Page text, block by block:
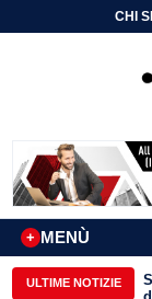
CHI
MENÙ
+
ULTIME NOTIZIE